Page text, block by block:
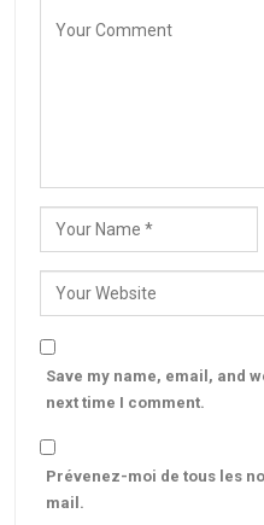
Save my name, email, and
next time I comment.
Prévenez-moi de tous les
mail.